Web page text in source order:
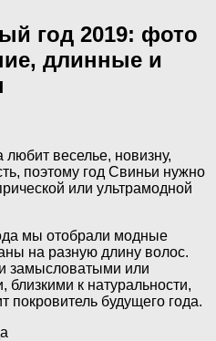
год 2019: фото
длинные и
любит веселье, новизну,
поэтому год Свиньи нужно
или ультрамодной
мы отобрали модные
на разную длину волос.
замысловатыми или
к натуральности,
покровитель будущего года.